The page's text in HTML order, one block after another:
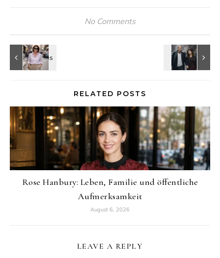
No Comments
RELATED POSTS
Rose Hanbury: Leben, Familie und öffentliche
Aufmerksamkeit
August 6, 2026
LEAVE A REPLY